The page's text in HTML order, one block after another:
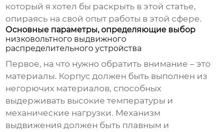
который я хотел бы раскрыть в этой статье,
опираясь на свой опыт работы в этой сфере.
Основные параметры, определяющие выбор
низковольтного выдвижного
распределительного устройства
Первое, на что нужно обратить внимание – это
материалы. Корпус должен быть выполнен из
негорючих материалов, способных
выдерживать высокие температуры и
механические нагрузки. Механизм
выдвижения должен быть плавным и